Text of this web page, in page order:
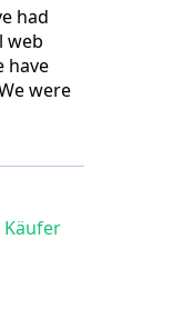
had
web
have
were